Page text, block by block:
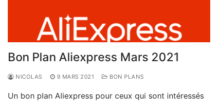
Bon Plan Aliexpress Mars 2021
NICOLAS 9 MARS 2021 BON PLANS
Un bon plan Aliexpress pour ceux qui sont intéressés